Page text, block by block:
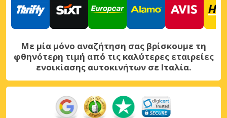
Με μία μόνο αναζήτηση σας βρίσκουμε τη
φθηνότερη τιμή από τις καλύτερες εταιρείες
ενοικίασης αυτοκινήτων σε Ιταλία.